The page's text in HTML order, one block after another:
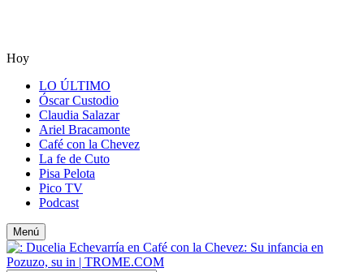
Hoy
LO ÚLTIMO
Óscar Custodio
Claudia Salazar
Ariel Bracamonte
Café con la Chevez
La fe de Cuto
Pisa Pelota
Pico TV
Podcast
Menú